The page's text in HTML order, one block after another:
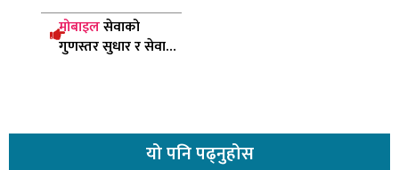
नेपाल छिरे
मोबाइलसेवाको
गुणस्तर सुधार र सेवा
योपनि पढ्नुहोस